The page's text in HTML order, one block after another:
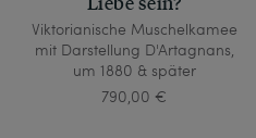
Viktorianische Muschelkamee
mit Darstellung D'Artagnans,
um 1880 & später
790,00 €